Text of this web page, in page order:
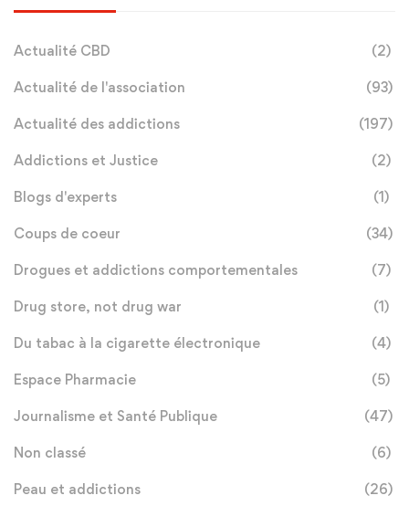
Actualité CBD (2)
Actualité de l'association (93)
Actualité des addictions (197)
Addictions et Justice (2)
Blogs d'experts (1)
Coups de coeur (34)
Drogues et addictions comportementales (7)
Drug store, not drug war (1)
Du tabac à la cigarette électronique (4)
Espace Pharmacie (5)
Journalisme et Santé Publique (47)
Non classé (6)
Peau et addictions (26)